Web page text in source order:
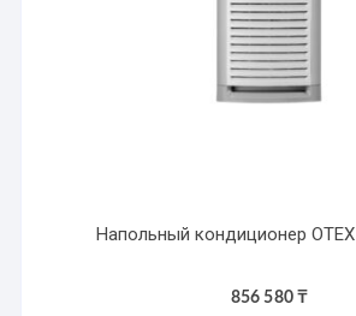
Напольный кондиционер OTEX
856 580₸